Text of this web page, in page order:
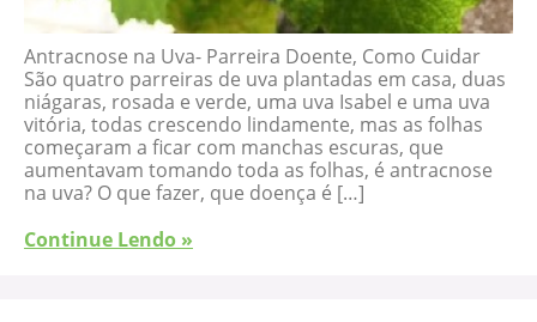
Antracnose na Uva- Parreira Doente, Como Cuidar
São quatro parreiras de uva plantadas em casa, duas
niágaras, rosada e verde, uma uva Isabel e uma uva
vitória, todas crescendo lindamente, mas as folhas
começaram a ficar com manchas escuras, que
aumentavam tomando toda as folhas, é antracnose
na uva? O que fazer, que doença é […]
Continue Lendo »